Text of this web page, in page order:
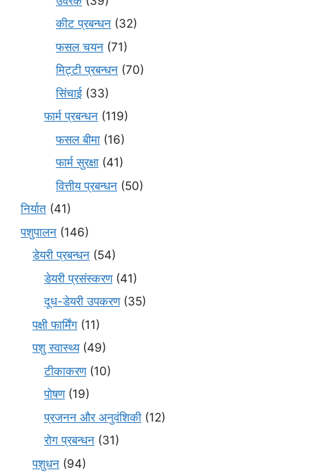
कीट प्रबन्धन (32)
फसल चयन (71)
मि‌ट्टी प्रबन्धन (70)
सिंचाई (33)
फार्म प्रबन्धन (119)
फसल बीमा (16)
फार्म सुरक्षा (41)
वित्तीय प्रबन्धन (50)
निर्यात (41)
पशुपालन (146)
डेयरी प्रबन्धन (54)
डेयरी प्रसंस्करण(41)
दूध-डेयरी उपकरण(35)
पक्षी फार्मिंग (11)
पशु स्वास्थ्य(49)
टीकाकरण(10)
पोषण(19)
प्रजनन और अनुवंशिकी (12)
रोग प्रबन्धन (31)
पशुधन (94)